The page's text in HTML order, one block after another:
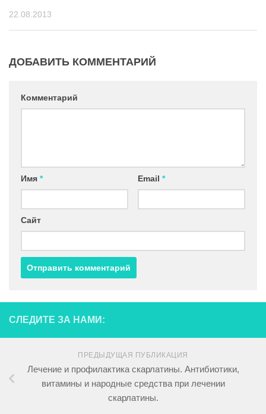
22.08.2013
ДОБАВИТЬ КОММЕНТАРИЙ
Комментарий
Имя * Email *
Сайт
СЛЕДИТЕ ЗА НАМИ:
ПРЕДЫДУЩАЯ ПУБЛИКАЦИЯ
Лечение и профилактика скарлатины. Антибиотики,
витамины и народные средства при лечении
скарлатины.